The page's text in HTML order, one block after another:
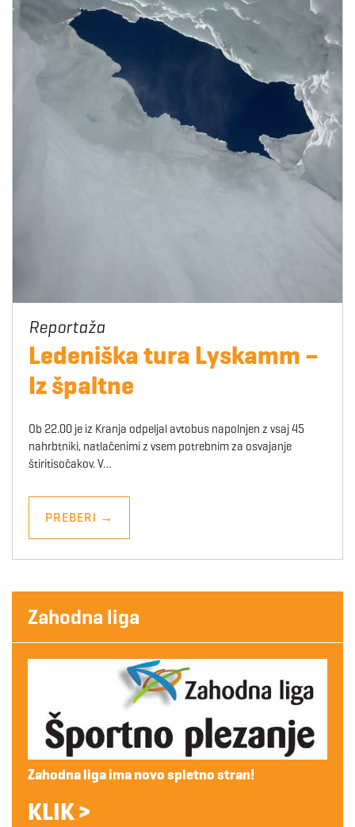
Ledeniška tura Lyskamm –
Iz špaltne
Ob 22.00 je iz Kranja odpeljal avtobus napolnjen z vsaj 45
nahrbtniki, natlačenimi z vsem potrebnim za osvajanje
štiritisočakov. V…
PREBERI →
Zahodna liga
Zahodna liga ima novo spletno stran!
KLIK >